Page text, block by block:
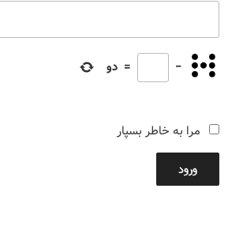
−
= دو
مرا به خاطر بسپار
ورود